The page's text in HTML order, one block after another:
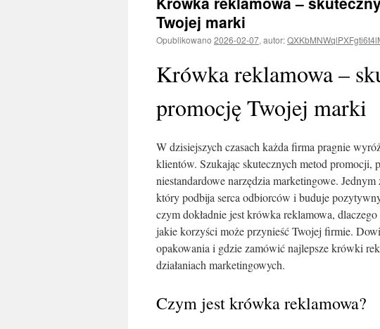
Twojej marki
Opublikowano 2026-02-07, autor:
Krówka reklamowa –
promocję Twojej marki
W dzisiejszych czasach każda firma pragnie
klientów. Szukając skutecznych metod promocji,
niestandardowe narzędzia marketingowe.
który podbija serca odbiorców i buduje
czym dokładnie jest krówka reklamowa,
jakie korzyści może przynieść Twojej firmie.
opakowania i gdzie zamówić najlepsze krówki
działaniach marketingowych.
Czym jest krówka reklamowa?